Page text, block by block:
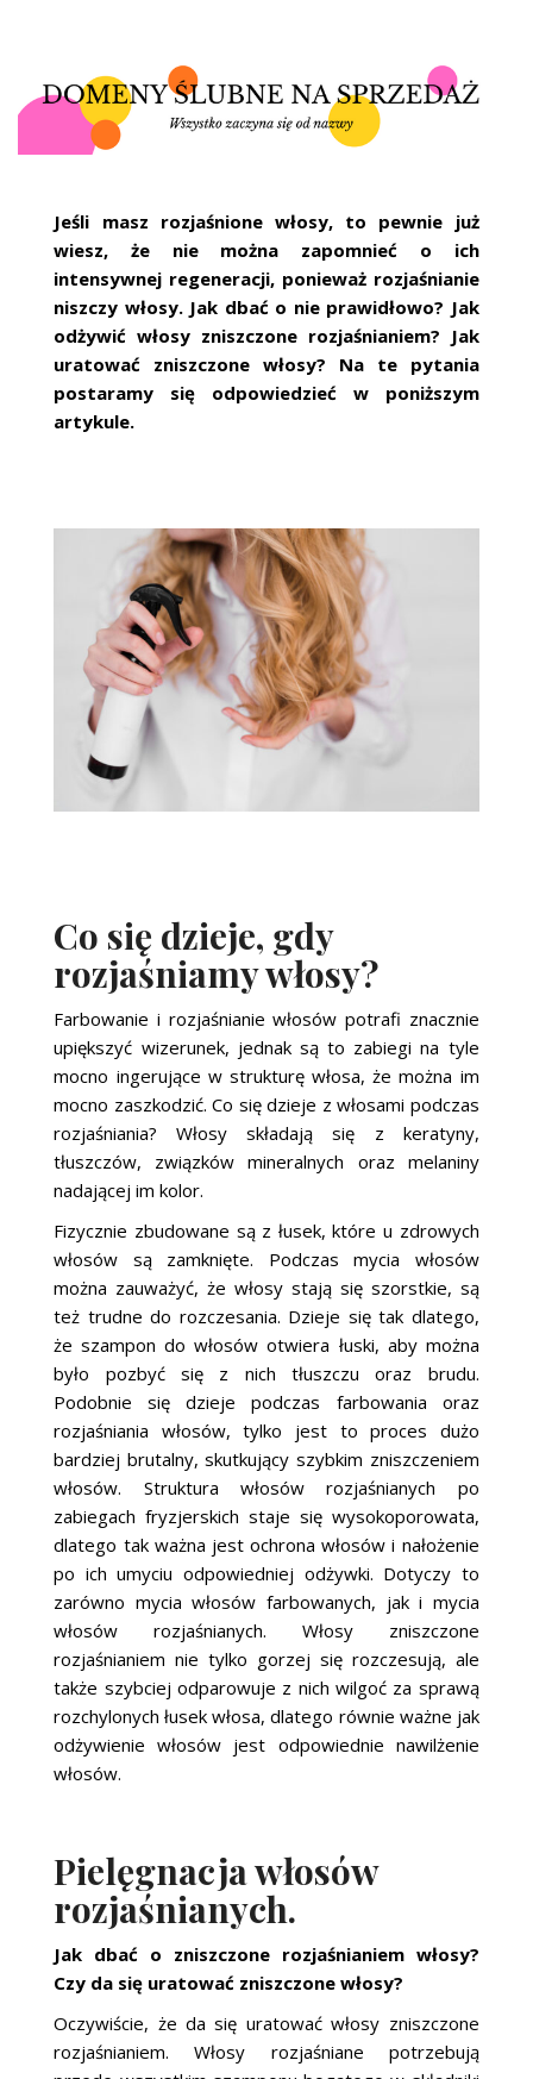
Jeśli masz rozjaśnione włosy, to pewnie już
wiesz, że nie można zapomnieć o ich
intensywnej regeneracji, ponieważ rozjaśnianie
niszczy włosy. Jak dbać o nie prawidłowo? Jak
odżywić włosy zniszczone rozjaśnianiem? Jak
uratować zniszczone włosy? Na te pytania
postaramy się odpowiedzieć w poniższym
artykule.
Co się dzieje, gdy
rozjaśniamy włosy?
Farbowanie i rozjaśnianie włosów potrafi znacznie
upiększyć wizerunek, jednak są to zabiegi na tyle
mocno ingerujące w strukturę włosa, że można im
mocno zaszkodzić. Co się dzieje z włosami podczas
rozjaśniania? Włosy składają się z keratyny,
tłuszczów, związków mineralnych oraz melaniny
nadającej im kolor.
Fizycznie zbudowane są z łusek, które u zdrowych
włosów są zamknięte. Podczas mycia włosów
można zauważyć, że włosy stają się szorstkie, są
też trudne do rozczesania. Dzieje się tak dlatego,
że szampon do włosów otwiera łuski, aby można
było pozbyć się z nich tłuszczu oraz brudu.
Podobnie się dzieje podczas farbowania oraz
rozjaśniania włosów, tylko jest to proces dużo
bardziej brutalny, skutkujący szybkim zniszczeniem
włosów. Struktura włosów rozjaśnianych po
zabiegach fryzjerskich staje się wysokoporowata,
dlatego tak ważna jest ochrona włosów i nałożenie
po ich umyciu odpowiedniej odżywki. Dotyczy to
zarówno mycia włosów farbowanych, jak i mycia
włosów rozjaśnianych. Włosy zniszczone
rozjaśnianiem nie tylko gorzej się rozczesują, ale
także szybciej odparowuje z nich wilgoć za sprawą
rozchylonych łusek włosa, dlatego równie ważne jak
odżywienie włosów jest odpowiednie nawilżenie
włosów.
Pielęgnacja włosów
rozjaśnianych.
Jak dbać o zniszczone rozjaśnianiem włosy?
Czy da się uratować zniszczone włosy?
Oczywiście, że da się uratować włosy zniszczone
rozjaśnianiem. Włosy rozjaśniane potrzebują